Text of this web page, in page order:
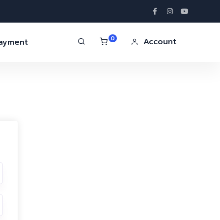
0 Account